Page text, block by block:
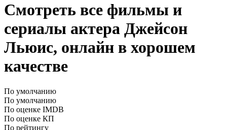
Смотреть все фильмы и
сериалы актера Джейсон
Льюис, онлайн в хорошем
качестве
По умолчанию
По умолчанию
По оценке IMDB
По оценке КП
По рейтингу